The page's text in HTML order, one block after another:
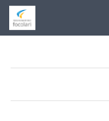
Skip to content